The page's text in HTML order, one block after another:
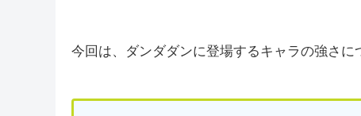
今回は、ダンダダンに登場するキャラの強さに